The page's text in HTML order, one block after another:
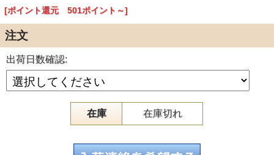
入数：200枚
○新素材の断熱材で一層の保冷・保温効果を
○発泡スチロールに変わる新素材で保冷・保温効果は抜群で
す。
○多様性に富むポリエチレン素材は加工性にも優れ、安全な
包装材です。
[ポイント還元 501ポイント～]
注文
出荷日数確認:
在庫 在庫切れ